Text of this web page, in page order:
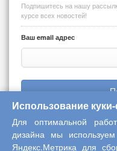
Подпишитесь на нашу
курсе всех новостей!
Ваш email адрес
Copyright © 2013-2026 Центр
Использование
Для оптимальной
дизайна мы
Яндекс.Метрика для